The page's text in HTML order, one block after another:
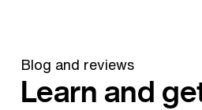
Blog and reviews
Learn and